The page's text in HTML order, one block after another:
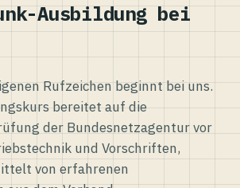
Ausbildung bei
Rufzeichen beginnt bei uns.
bereitet auf die
der Bundesnetzagentur vor
und Vorschriften,
von erfahrenen